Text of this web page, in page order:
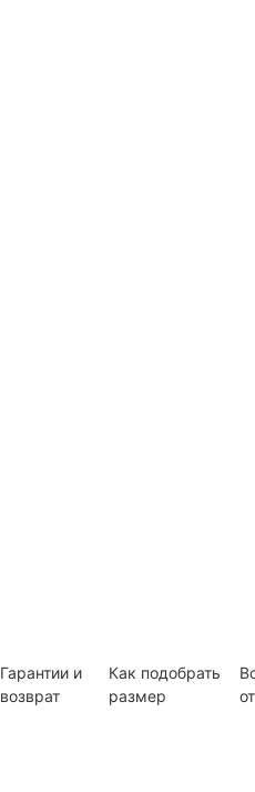
Гарантии и
возврат
Как подобрать
размер